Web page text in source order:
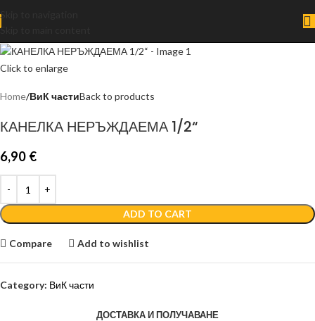
Skip to navigation
Skip to main content
Click to enlarge
Home ВиК частиBack to products
КАНЕЛКА НЕРЪЖДАЕМА 1/2“
6,90 €
ADD TO CART
Compare Add to wishlist
Category: ВиК части
ДОСТАВКА И ПОЛУЧАВАНЕ